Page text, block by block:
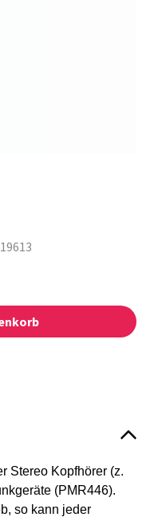
Stereo Kopfhörer (z.
(PMR446).
so kann jeder